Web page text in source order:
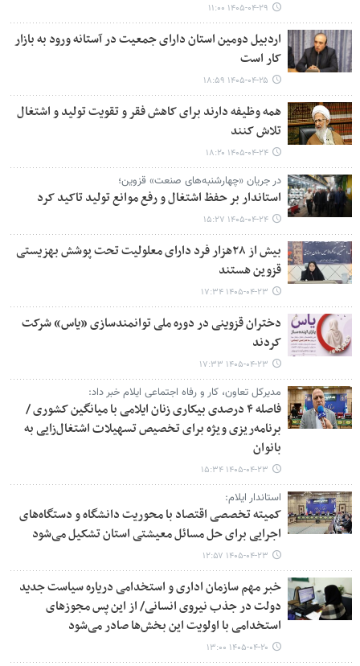
۱۴۰۵-۰۴-۲۹ ۱۱:۰۰
اردبیل دومین استان دارای جمعیت در آستانه ورود به بازار
کار است
۱۴۰۵-۰۴-۲۵ ۱۸:۵۹
همه وظیفه دارند برای کاهش فقر و تقویت تولید و اشتغال
تلاش کنند
۱۴۰۵-۰۴-۲۴ ۱۸:۲۰
در جریان «چهارشنبه‌های صنعت» قزوین؛
استاندار بر حفظ اشتغال و رفع موانع تولید تاکید کرد
۱۴۰۵-۰۴-۲۴ ۱۵:۲۷
بیش از ۲۸هزار فرد دارای معلولیت تحت پوشش بهزیستی
قزوین هستند
۱۴۰۵-۰۴-۲۳ ۱۷:۳۴
دختران قزوینی در دوره ملی توانمندسازی «یاس» شرکت
کردند
۱۴۰۵-۰۴-۲۳ ۱۷:۳۳
مدیرکل تعاون، کار و رفاه اجتماعی ایلام خبر داد:
فاصله ۴ درصدی بیکاری زنان ایلامی با میانگین کشوری /
برنامه‌ریزی ویژه برای تخصیص تسهیلات اشتغال‌زایی به
بانوان
۱۴۰۵-۰۴-۲۳ ۱۵:۳۴
استاندار ایلام:
کمیته تخصصی اقتصاد با محوریت دانشگاه و دستگاه‌های
اجرایی برای حل مسائل معیشتی استان تشکیل می‌شود
۱۴۰۵-۰۴-۲۳ ۱۲:۵۷
خبر مهم سازمان اداری و استخدامی دریاره سیاست جدید
دولت در جذب نیروی انسانی/ از این پس مجوزهای
استخدامی با اولویت این بخش‌ها صادر می‌شود
۱۴۰۵-۰۴-۲۰ ۱۳:۰۰